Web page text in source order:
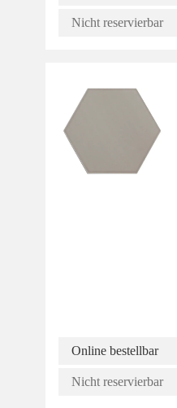
Nicht reservierbar
Online bestellbar
Nicht reservierbar